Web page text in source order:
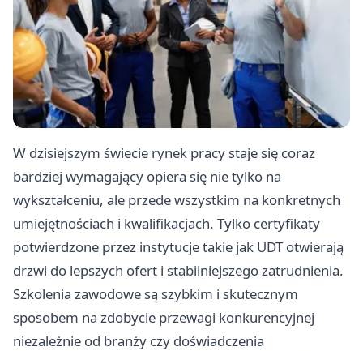
W dzisiejszym świecie rynek pracy staje się coraz
bardziej wymagający opiera się nie tylko na
wykształceniu, ale przede wszystkim na konkretnych
umiejętnościach i kwalifikacjach. Tylko certyfikaty
potwierdzone przez instytucje takie jak UDT otwierają
drzwi do lepszych ofert i stabilniejszego zatrudnienia.
Szkolenia zawodowe są szybkim i skutecznym
sposobem na zdobycie przewagi konkurencyjnej
niezależnie od branży czy doświadczenia